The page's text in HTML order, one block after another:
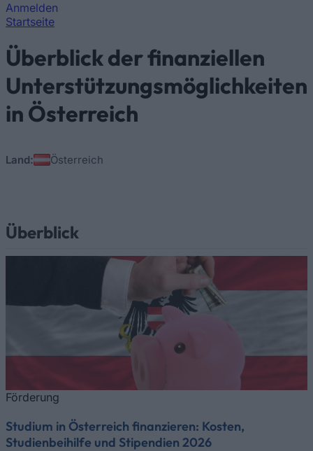
Anmelden
Sie sind hier
Startseite
Überblick der finanziellen
Unterstützungsmöglichkeiten
in Österreich
Land: Österreich
Überblick
Förderung
Studium in Österreich finanzieren: Kosten,
Studienbeihilfe und Stipendien 2026